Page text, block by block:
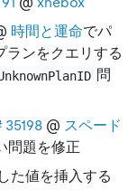
時間と運命でパ
ランをクエリする
問
35198 @ スペード
問題を修正
た値を挿入する